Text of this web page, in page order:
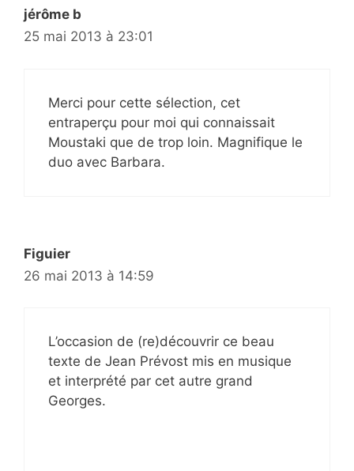
jérôme b
25 mai 2013 à 23:01
Merci pour cette sélection, cet
entraperçu pour moi qui connaissait
Moustaki que de trop loin. Magnifique le
duo avec Barbara.
Figuier
26 mai 2013 à 14:59
L’occasion de (re)découvrir ce beau
texte de Jean Prévost mis en musique
et interprété par cet autre grand
Georges.